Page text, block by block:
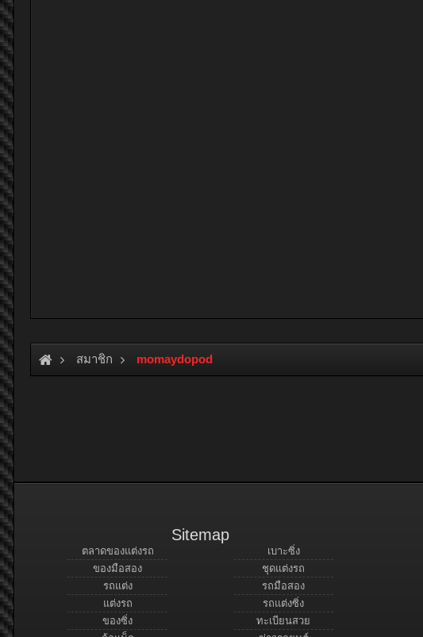
สมาชิก momaydopod
Sitemap
ตลาดของแต่งรถ
ของมือสอง
รถแต่ง
แต่งรถ
ของซิ่ง
เบาะซิ่ง
ชุดแต่งรถ
รถมือสอง
รถแต่งซิ่ง
ทะเบียนสวย